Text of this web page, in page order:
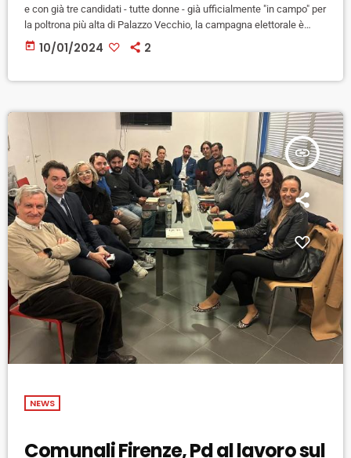
e con già tre candidati - tutte donne - già ufficialmente "in campo" per
la poltrona più alta di Palazzo Vecchio, la campagna elettorale è
probabilmente destinata a subire un'accelerazione nei prossimi
giorni. Sara Funaro, candidata della coalizione che comprende Pd,
today 10/01/2024 2
insert_link
NEWS
Comunali Firenze, Pd al lavoro sul